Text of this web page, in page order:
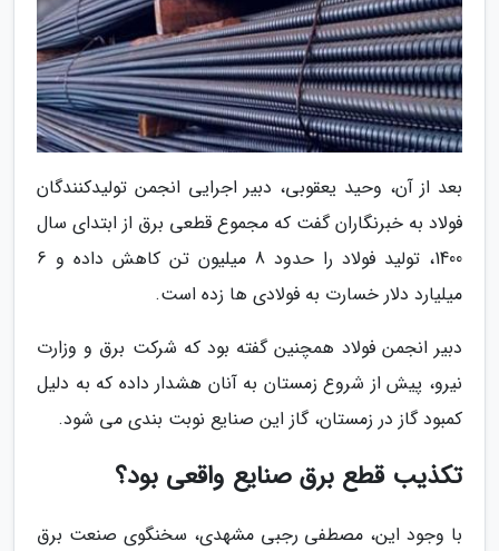
بعد از آن، وحید یعقوبی، دبیر اجرایی انجمن تولیدکنندگان
فولاد به خبرنگاران گفت که مجموع قطعی برق از ابتدای سال
1400، تولید فولاد را حدود 8 میلیون تن کاهش داده و 6
میلیارد دلار خسارت به فولادی ها زده است.
دبیر انجمن فولاد همچنین گفته بود که شرکت برق و وزارت
نیرو، پیش از شروع زمستان به آنان هشدار داده که به دلیل
کمبود گاز در زمستان، گاز این صنایع نوبت بندی می شود.
تکذیب قطع برق صنایع واقعی بود؟
با وجود این، مصطفی رجبی مشهدی، سخنگوی صنعت برق